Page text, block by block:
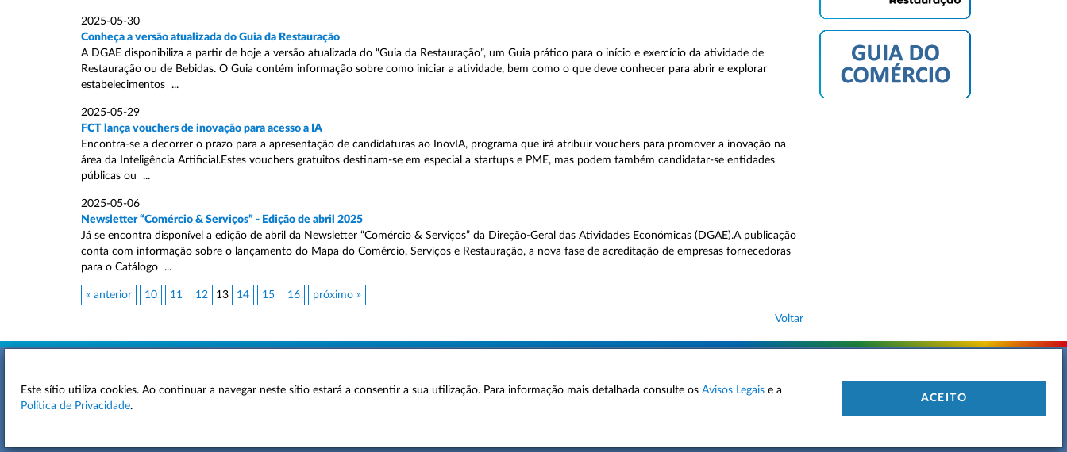
2025-05-30
Conheça a versão atualizada do Guia da Restauração
A DGAE disponibiliza a partir de hoje a versão atualizada do “Guia da Restauração”, um Guia prático para o início e exercício da atividade de
Restauração ou de Bebidas. O Guia contém informação sobre como iniciar a atividade, bem como o que deve conhecer para abrir e explorar
estabelecimentos ...
2025-05-29
FCT lança vouchers de inovação para acesso a IA
Encontra-se a decorrer o prazo para a apresentação de candidaturas ao InovIA, programa que irá atribuir vouchers para promover a inovação na
área da Inteligência Artificial.Estes vouchers gratuitos destinam-se em especial a startups e PME, mas podem também candidatar-se entidades
públicas ou ...
2025-05-06
Newsletter “Comércio & Serviços” - Edição de abril 2025
Já se encontra disponível a edição de abril da Newsletter “Comércio & Serviços” da Direção-Geral das Atividades Económicas (DGAE).A publicação
conta com informação sobre o lançamento do Mapa do Comércio, Serviços e Restauração, a nova fase de acreditação de empresas fornecedoras
para o Catálogo ...
« anterior 10 11 12 13 14 15 16 próximo »
Voltar
ACESSIBILIDADE POLÍTICA DE PRIVACIDADE CONTACTOS
Este sítio utiliza cookies. Ao continuar a navegar neste sítio estará a consentir a sua utilização. Para informação mais detalhada consulte os Avisos Legais e a
Política de Privacidade.
ACEITO